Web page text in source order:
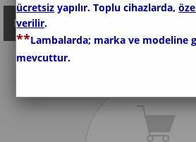
Kategoriler
ücretsiz yapılır. Toplu cihazlarda,
verilir.
**Lambalarda; marka ve modeline
mevcuttur.